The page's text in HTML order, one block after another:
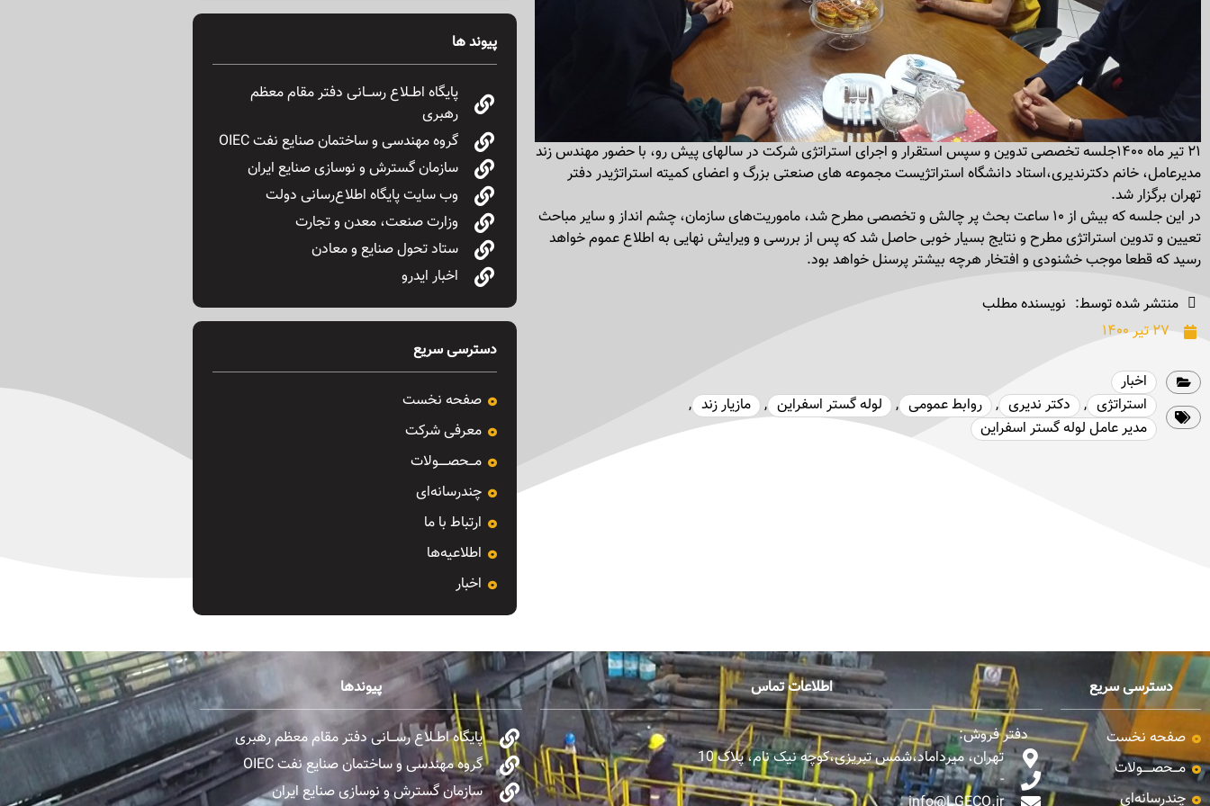
۲۱ تیر ماه ۱۴۰۰جلسه تخصصی تدوین و سپس استقرار و اجرای استراتژی شرکت در سالهای پیش رو، با حضور مهندس زند
مدیرعامل، خانم دکترندیری،استاد دانشگاه استراتژیست مجموعه های صنعتی بزرگ و اعضای کمیته استراتژیدر دفتر
تهران برگزار شد.
در این جلسه که بیش از ۱۰ ساعت بحث پر چالش و تخصصی مطرح شد، ماموریت‌های سازمان، چشم انداز و سایر مباحث
تعیین و تدوین استراتژی مطرح و نتایج بسیار خوبی حاصل شد که پس از بررسی و ویرایش نهایی به اطلاع عموم خواهد
رسید که قطعا موجب خشنودی و افتخار هرچه بیشتر پرسنل خواهد بود.
منتشر شده توسط: نویسنده مطلب
۲۷ تیر ۱۴۰۰
اخبار
استراتژی , دکتر ندیری , روابط عمومی , لوله گستر اسفراین , مازیار زند ,
مدیر عامل لوله گستر اسفراین
پیوند ها
پایگاه اطــلاع رســـانی دفتر مقام معظم
رهبری
گروه مهندسی و ساختمان صنایع نفت OIEC
سازمان گسترش و نوسازی صنایع ایران
وب سایت پایگاه اطلاع‌رسانی دولت
وزارت صنعت، معدن و تجارت
ستاد تحول صنایع و معادن
اخبار ایدرو
دسترسی سریع
صفحه نخست
معرفی شرکت
مـــحصـــــولات
چندرسانه‌ای
ارتباط با ما
اطلاعیه‌ها
اخبار
دسترسی سریع
صفحه نخست
مـــحصـــــولات
چندرسانه‌ای
اطلاعات تماس
دفتر فروش:
تهران، میرداماد،شمس تبریزی،کوچه نیک نام، پلاک 10
-
پیوندها
پایگاه اطــلاع رســـانی دفتر مقام معظم رهبری
گروه مهندسی و ساختمان صنایع نفت OIEC
سازمان گسترش و نوسازی صنایع ایران